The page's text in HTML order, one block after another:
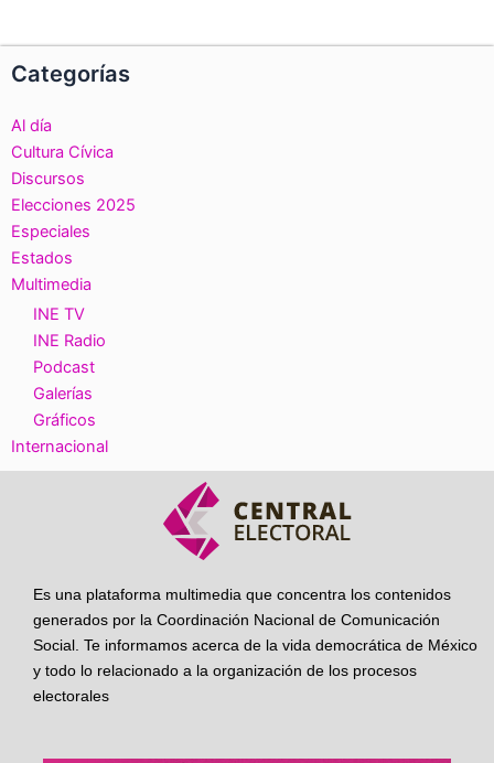
Categorías
Al día
Cultura Cívica
Discursos
Elecciones 2025
Especiales
Estados
Multimedia
INE TV
INE Radio
Podcast
Galerías
Gráficos
Internacional
Es una plataforma multimedia que concentra los contenidos
generados por la Coordinación Nacional de Comunicación
Social. Te informamos acerca de la vida democrática de México
y todo lo relacionado a la organización de los procesos
electorales